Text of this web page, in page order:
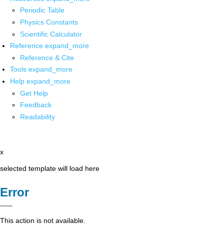
Periodic Table
Physics Constants
Scientific Calculator
Reference expand_more
Reference & Cite
Tools expand_more
Help expand_more
Get Help
Feedback
Readability
x
selected template will load here
Error
This action is not available.